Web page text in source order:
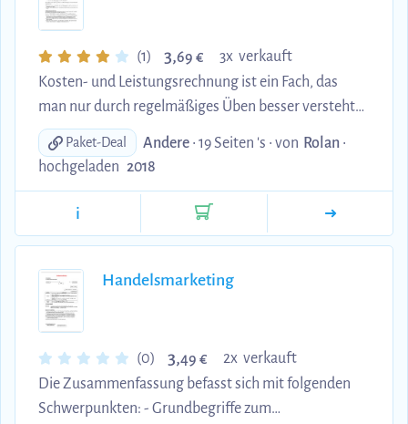
(1) 3,69 €
3x verkauft
Kosten- und Leistungsrechnung ist ein Fach, das
man nur durch regelmäßiges Üben besser versteht.
Im Dokument sind Aufgaben zu folgenden Themen
enthalten: Kostenauflösung, grafische und
rechnerische Ermittlung der Gewinnschwelle bzw.
des Break-even-Points, Beschäftigungsgrad,
Gewinnmaximum, Grundbegriffe der Kosten- und
Aufwendungen, Erträge, Kosten sowie Leistungen,
Maschinenstundensatzrechnung,
Selbstkostenkalkulation,
Deckungsbeitragsrechnung, I...
Paket-Deal Andere • 19 Seiten 's • von Rolan •
hochgeladen 2018
i
Handelsmarketing
(0) 3,49 €
2x verkauft
Die Zusammenfassung befasst sich mit folgenden
Schwerpunkten: - Grundbegriffe zum